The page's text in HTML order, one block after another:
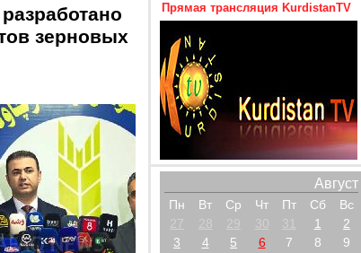
зерновых
Прямая трансляция KurdistanTV
Август
Пн Вт Ср Чт Пт Сб
Вс
27
28 29 30 31 1
2
3
4 5 6 7 8
9